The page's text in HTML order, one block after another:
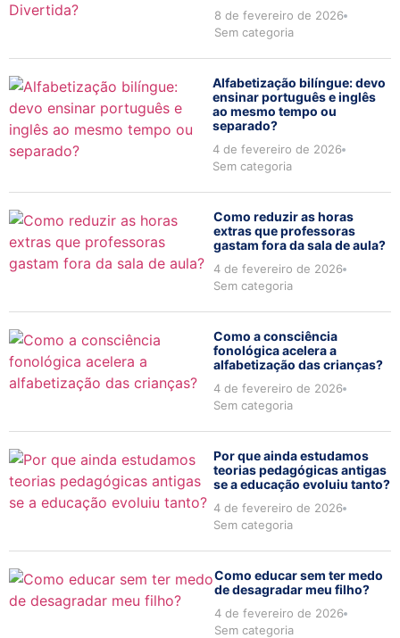
8 de fevereiro de 2026
Sem categoria
Alfabetização bilíngue: devo
ensinar português e inglês
ao mesmo tempo ou
separado?
4 de fevereiro de 2026
Sem categoria
Como reduzir as horas
extras que professoras
gastam fora da sala de aula?
4 de fevereiro de 2026
Sem categoria
Como a consciência
fonológica acelera a
alfabetização das crianças?
4 de fevereiro de 2026
Sem categoria
Por que ainda estudamos
teorias pedagógicas antigas
se a educação evoluiu tanto?
4 de fevereiro de 2026
Sem categoria
Como educar sem ter medo
de desagradar meu filho?
4 de fevereiro de 2026
Sem categoria